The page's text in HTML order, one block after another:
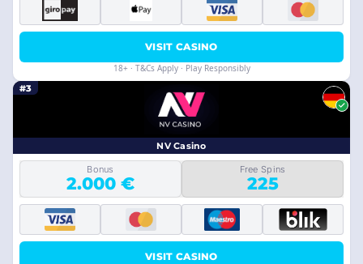
VISIT CASINO
18+ · T&Cs Apply · Play Responsibly
#3
NV Casino
Bonus
2.000 €
Free Spins
225
VISIT CASINO